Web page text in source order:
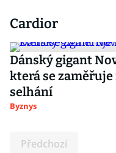
Cardior
Dánský gigant
která se
selhání
Byznys
Předchozí